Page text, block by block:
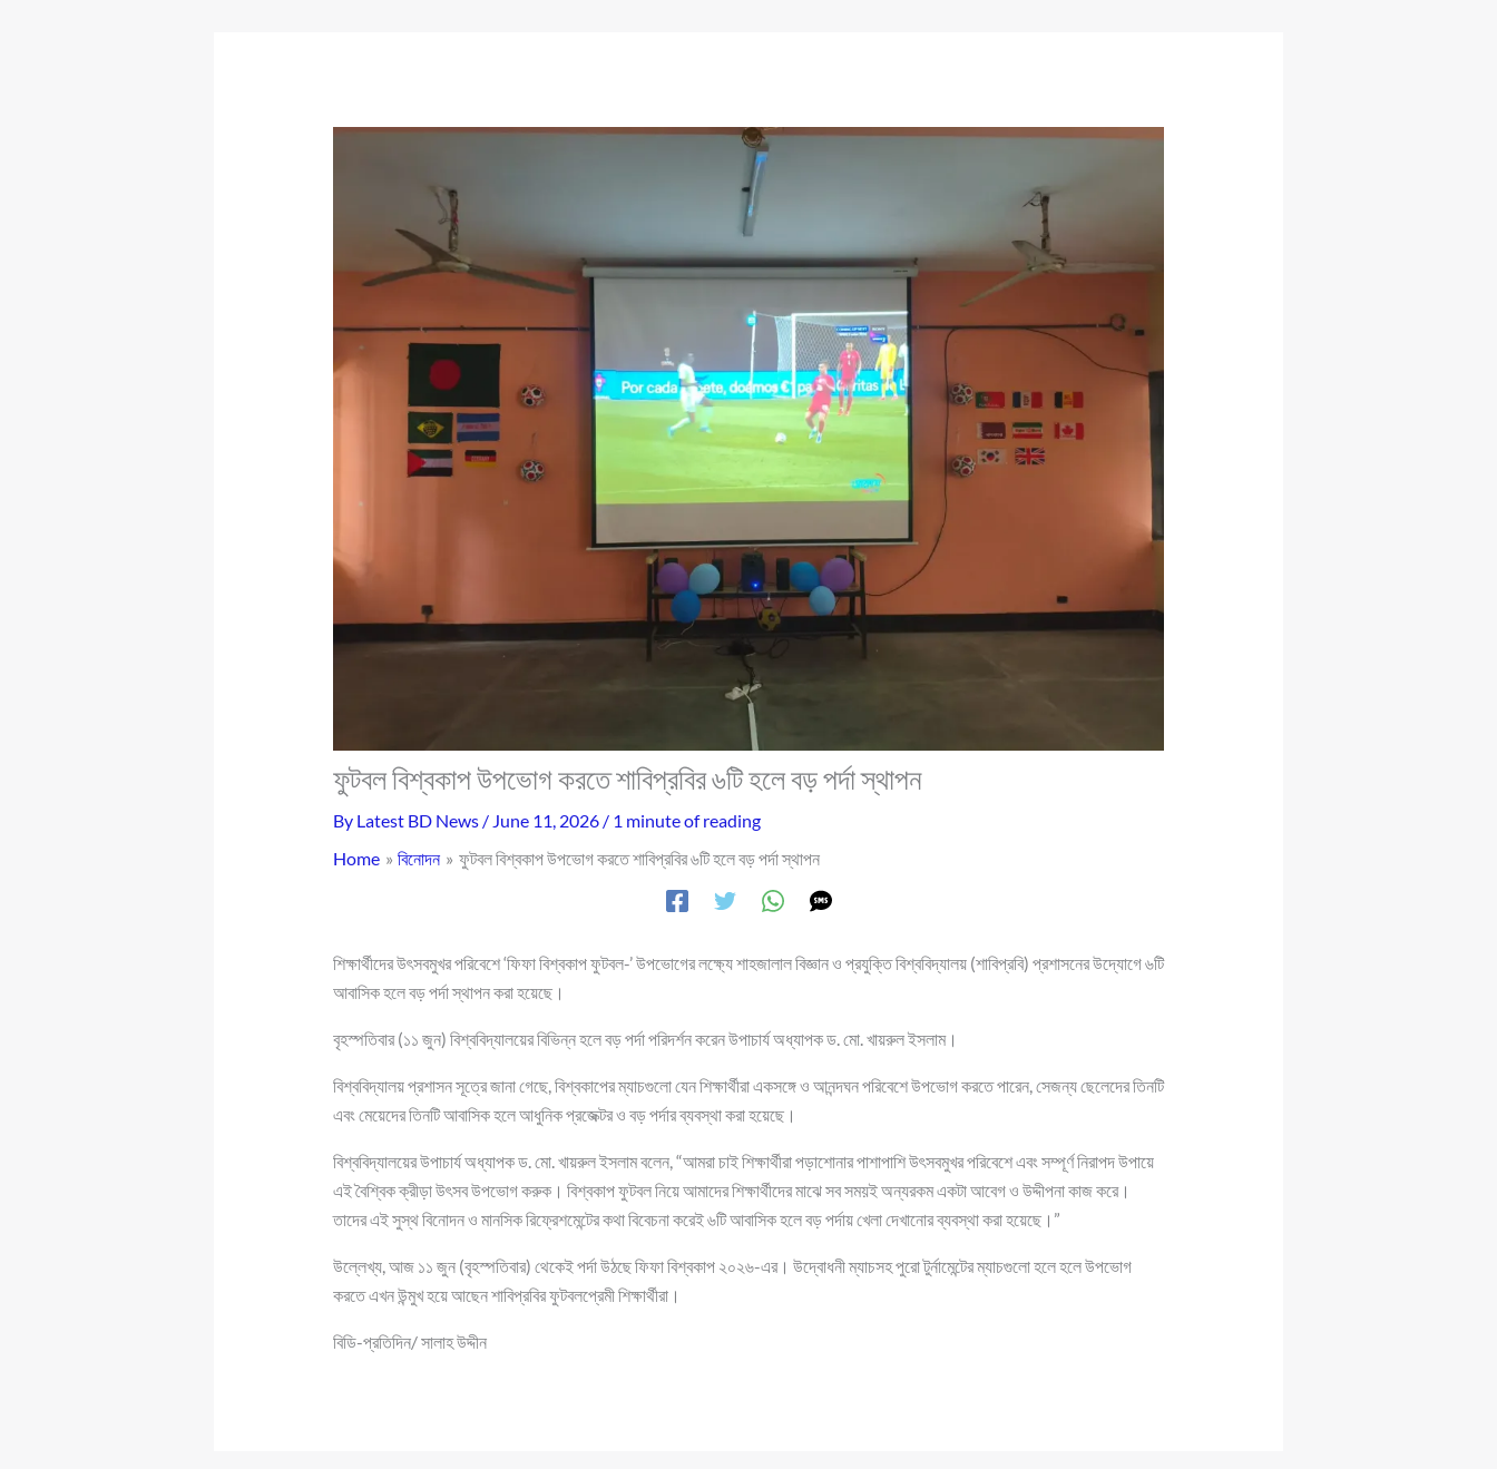
ফুটবল বিশ্বকাপ উপভোগ করতে শাবিপ্রবির ৬টি হলে বড় পর্দা স্থাপন
By Latest BD News / June 11, 2026 / 1 minute of reading
Home
বিনোদন ফুটবল বিশ্বকাপ উপভোগ করতে শাবিপ্রবির ৬টি হলে বড় পর্দা স্থাপন
শিক্ষার্থীদের উৎসবমুখর পরিবেশে ‘ফিফা বিশ্বকাপ ফুটবল-’ উপভোগের লক্ষ্যে শাহজালাল বিজ্ঞান ও প্রযুক্তি বিশ্ববিদ্যালয় (শাবিপ্রবি) প্রশাসনের উদ্যােগে ৬টি
আবাসিক হলে বড় পর্দা স্থাপন করা হয়েছে।
বৃহস্পতিবার (১১ জুন) বিশ্ববিদ্যালয়ের বিভিন্ন হলে বড় পর্দা পরিদর্শন করেন উপাচার্য অধ্যাপক ড. মো. খায়রুল ইসলাম।
বিশ্ববিদ্যালয় প্রশাসন সূত্রে জানা গেছে, বিশ্বকাপের ম্যাচগুলো যেন শিক্ষার্থীরা একসঙ্গে ও আনন্দঘন পরিবেশে উপভোগ করতে পারেন, সেজন্য ছেলেদের তিনটি
এবং মেয়েদের তিনটি আবাসিক হলে আধুনিক প্রজেক্টর ও বড় পর্দার ব্যবস্থা করা হয়েছে।
বিশ্ববিদ্যালয়ের উপাচার্য অধ্যাপক ড. মো. খায়রুল ইসলাম বলেন, “আমরা চাই শিক্ষার্থীরা পড়াশোনার পাশাপাশি উৎসবমুখর পরিবেশে এবং সম্পূর্ণ নিরাপদ উপায়ে
এই বৈশ্বিক ক্রীড়া উৎসব উপভোগ করুক। বিশ্বকাপ ফুটবল নিয়ে আমাদের শিক্ষার্থীদের মাঝে সব সময়ই অন্যরকম একটা আবেগ ও উদ্দীপনা কাজ করে।
তাদের এই সুস্থ বিনোদন ও মানসিক রিফ্রেশমেন্টের কথা বিবেচনা করেই ৬টি আবাসিক হলে বড় পর্দায় খেলা দেখানোর ব্যবস্থা করা হয়েছে।”
উল্লেখ্য, আজ ১১ জুন (বৃহস্পতিবার) থেকেই পর্দা উঠছে ফিফা বিশ্বকাপ ২০২৬-এর। উদ্বোধনী ম্যাচসহ পুরো টুর্নামেন্টের ম্যাচগুলো হলে হলে উপভোগ
করতে এখন উন্মুখ হয়ে আছেন শাবিপ্রবির ফুটবলপ্রেমী শিক্ষার্থীরা।
বিডি-প্রতিদিন/ সালাহ উদ্দীন